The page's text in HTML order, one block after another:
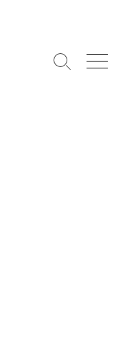
Search